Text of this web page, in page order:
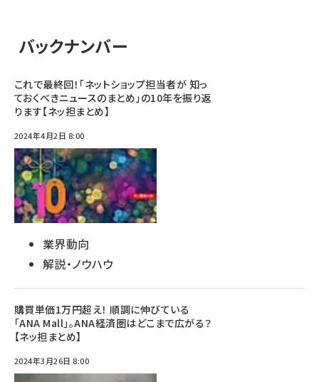
バックナンバー
これで最終回！「ネットショップ担当者が 知っ
ておくべきニュースのまとめ」の10年を振り返
ります【ネッ担まとめ】
2024年4月2日 8:00
業界動向
解説・ノウハウ
購買単価1万円超え！ 順調に伸びている
「ANA Mall」。ANA経済圏はどこまで広がる？
【ネッ担まとめ】
2024年3月26日 8:00